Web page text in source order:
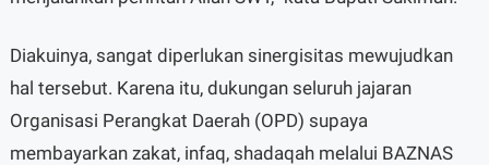
Diakuinya, sangat diperlukan sinergisitas mewujudkan
hal tersebut. Karena itu, dukungan seluruh jajaran
Organisasi Perangkat Daerah (OPD) supaya
membayarkan zakat, infaq, shadaqah melalui BAZNAS